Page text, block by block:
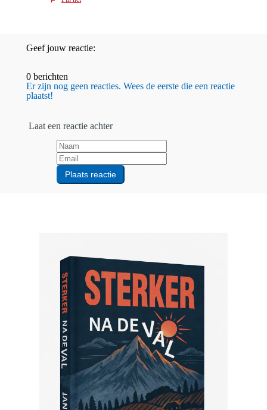
Geef jouw reactie:
0 berichten
Er zijn nog geen reacties. Wees de eerste die een reactie
plaatst!
Laat een reactie achter